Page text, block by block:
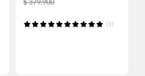
$ 379.900
(1)